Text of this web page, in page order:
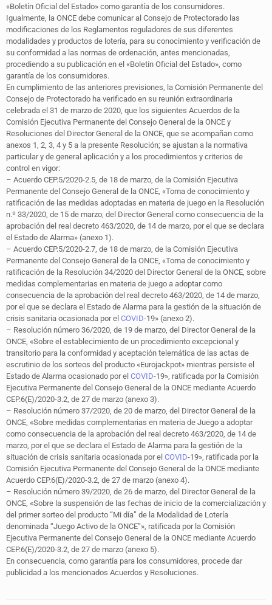
«Boletín Oficial del Estado» como garantía de los consumidores.
Igualmente, la ONCE debe comunicar al Consejo de Protectorado las
modificaciones de los Reglamentos reguladores de sus diferentes
modalidades y productos de lotería, para su conocimiento y verificación de
su conformidad a las normas de ordenación, antes mencionadas,
procediendo a su publicación en el «Boletín Oficial del Estado», como
garantía de los consumidores.
En cumplimiento de las anteriores previsiones, la Comisión Permanente del
Consejo de Protectorado ha verificado en su reunión extraordinaria
celebrada el 31 de marzo de 2020, que los siguientes Acuerdos de la
Comisión Ejecutiva Permanente del Consejo General de la ONCE y
Resoluciones del Director General de la ONCE, que se acompañan como
anexos 1, 2, 3, 4 y 5 a la presente Resolución; se ajustan a la normativa
particular y de general aplicación y a los procedimientos y criterios de
control en vigor:
– Acuerdo CEP.5/2020-2.5, de 18 de marzo, de la Comisión Ejecutiva
Permanente del Consejo General de la ONCE, «Toma de conocimiento y
ratificación de las medidas adoptadas en materia de juego en la Resolución
n.º 33/2020, de 15 de marzo, del Director General como consecuencia de la
aprobación del real decreto 463/2020, de 14 de marzo, por el que se declara
el Estado de Alarma» (anexo 1).
– Acuerdo CEP.5/2020-2.7, de 18 de marzo, de la Comisión Ejecutiva
Permanente del Consejo General de la ONCE, «Toma de conocimiento y
ratificación de la Resolución 34/2020 del Director General de la ONCE, sobre
medidas complementarias en materia de juego a adoptar como
consecuencia de la aprobación del real decreto 463/2020, de 14 de marzo,
por el que se declara el Estado de Alarma para la gestión de la situación de
crisis sanitaria ocasionada por el COVID-19» (anexo 2).
– Resolución número 36/2020, de 19 de marzo, del Director General de la
ONCE, «Sobre el establecimiento de un procedimiento excepcional y
transitorio para la conformidad y aceptación telemática de las actas de
escrutinio de los sorteos del producto «Eurojackpot» mientras persiste el
Estado de Alarma ocasionado por el COVID-19», ratificada por la Comisión
Ejecutiva Permanente del Consejo General de la ONCE mediante Acuerdo
CEP.6(E)/2020-3.2, de 27 de marzo (anexo 3).
– Resolución número 37/2020, de 20 de marzo, del Director General de la
ONCE, «Sobre medidas complementarias en materia de Juego a adoptar
como consecuencia de la aprobación del real decreto 463/2020, de 14 de
marzo, por el que se declara el Estado de Alarma para la gestión de la
situación de crisis sanitaria ocasionada por el COVID-19», ratificada por la
Comisión Ejecutiva Permanente del Consejo General de la ONCE mediante
Acuerdo CEP.6(E)/2020-3.2, de 27 de marzo (anexo 4).
– Resolución número 39/2020, de 26 de marzo, del Director General de la
ONCE, «Sobre la suspensión de las fechas de inicio de la comercialización y
del primer sorteo del producto “Mi día” de la Modalidad de Lotería
denominada “Juego Activo de la ONCE”», ratificada por la Comisión
Ejecutiva Permanente del Consejo General de la ONCE mediante Acuerdo
CEP.6(E)/2020-3.2, de 27 de marzo (anexo 5).
En consecuencia, como garantía para los consumidores, procede dar
publicidad a los mencionados Acuerdos y Resoluciones.